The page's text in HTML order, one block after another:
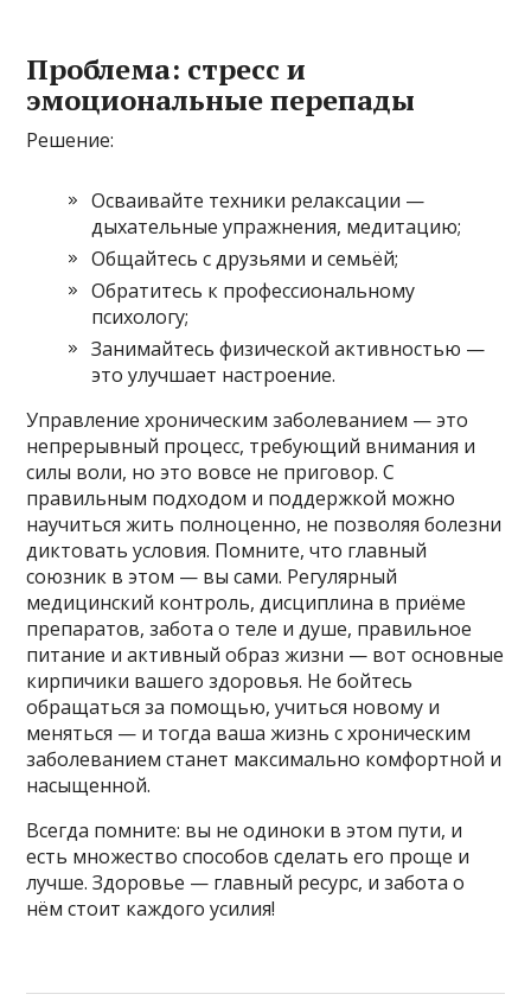
Проблема: стресс и
эмоциональные перепады
Решение:
Осваивайте техники релаксации —
дыхательные упражнения, медитацию;
Общайтесь с друзьями и семьёй;
Обратитесь к профессиональному
психологу;
Занимайтесь физической активностью —
это улучшает настроение.
Управление хроническим заболеванием — это
непрерывный процесс, требующий внимания и
силы воли, но это вовсе не приговор. С
правильным подходом и поддержкой можно
научиться жить полноценно, не позволяя болезни
диктовать условия. Помните, что главный
союзник в этом — вы сами. Регулярный
медицинский контроль, дисциплина в приёме
препаратов, забота о теле и душе, правильное
питание и активный образ жизни — вот основные
кирпичики вашего здоровья. Не бойтесь
обращаться за помощью, учиться новому и
меняться — и тогда ваша жизнь с хроническим
заболеванием станет максимально комфортной и
насыщенной.
Всегда помните: вы не одиноки в этом пути, и
есть множество способов сделать его проще и
лучше. Здоровье — главный ресурс, и забота о
нём стоит каждого усилия!